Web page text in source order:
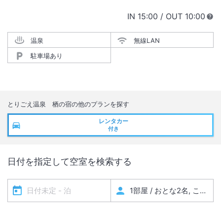
IN チェックイン
15:00 / OUT チェック
10:00
温泉
無線LAN
駐車場あり
とりごえ温泉 栖の宿の他のプランを探す
レンタカー
付き
日付を指定して空室を検索する